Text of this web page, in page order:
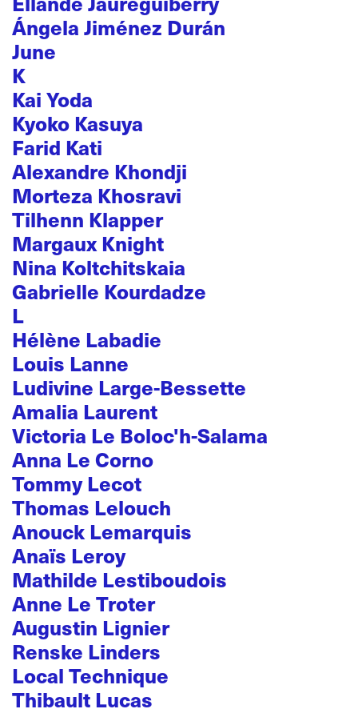
Ángela Jiménez Durán
June
K
Kai Yoda
Kyoko Kasuya
Farid Kati
Alexandre Khondji
Morteza Khosravi
Tilhenn Klapper
Margaux Knight
Nina Koltchitskaia
Gabrielle Kourdadze
L
Hélène Labadie
Louis Lanne
Ludivine Large-Bessette
Amalia Laurent
Victoria Le Boloc'h-Salama
Anna Le Corno
Tommy Lecot
Thomas Lelouch
Anouck Lemarquis
Anaïs Leroy
Mathilde Lestiboudois
Anne Le Troter
Augustin Lignier
Renske Linders
Local Technique
Thibault Lucas